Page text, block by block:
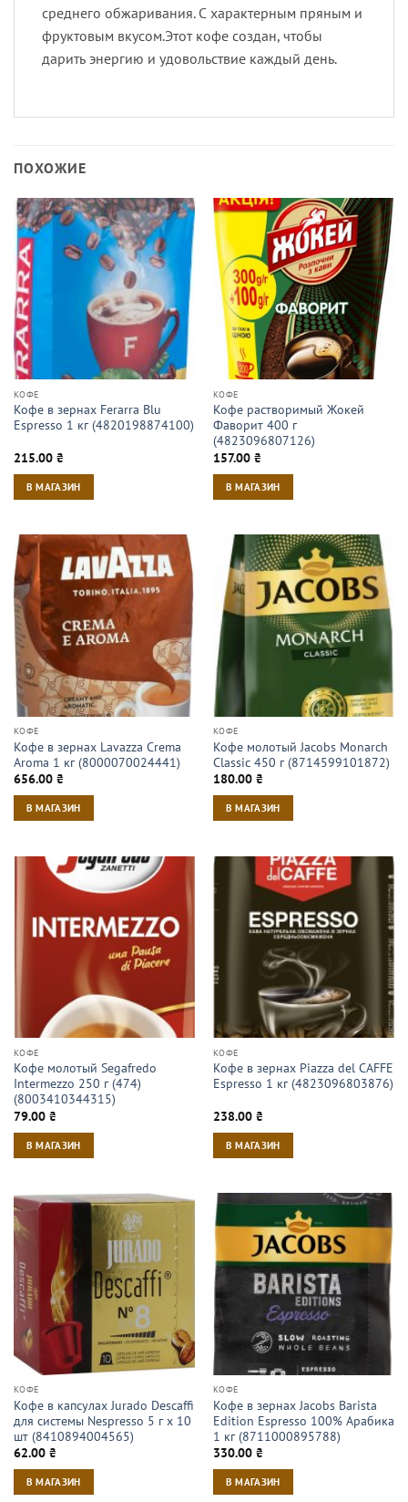
среднего обжаривания. С характерным пряным и
фруктовым вкусом.Этот кофе создан, чтобы
дарить энергию и удовольствие каждый день.
ПОХОЖИЕ
КОФЕ
Кофе в зернах Ferarra Blu
Espresso 1 кг (4820198874100)
215.00 ₴
В МАГАЗИН
КОФЕ
Кофе растворимый Жокей
Фаворит 400 г
(4823096807126)
157.00 ₴
В МАГАЗИН
КОФЕ
Кофе в зернах Lavazza Crema
Aroma 1 кг (8000070024441)
656.00 ₴
В МАГАЗИН
КОФЕ
Кофе молотый Jacobs Monarch
Classic 450 г (8714599101872)
180.00 ₴
В МАГАЗИН
КОФЕ
Кофе молотый Segafredo
Intermezzo 250 г (474)
(8003410344315)
79.00 ₴
В МАГАЗИН
КОФЕ
Кофе в зернах Piazza del CAFFE
Espresso 1 кг (4823096803876)
238.00 ₴
В МАГАЗИН
КОФЕ
Кофе в капсулах Jurado Descaffi
для системы Nespresso 5 г х 10
шт (8410894004565)
62.00 ₴
В МАГАЗИН
КОФЕ
Кофе в зернах Jacobs Barista
Edition Espresso 100% Арабика
1 кг (8711000895788)
330.00 ₴
В МАГАЗИН